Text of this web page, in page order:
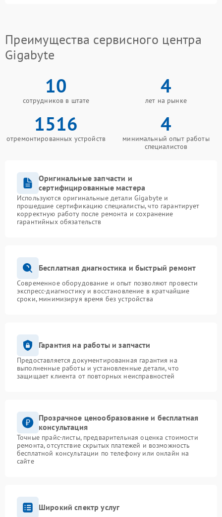
Преимущества сервисного центра
Gigabyte
10
сотрудников в штате
4
лет на рынке
1516
отремонтированных устройств
4
минимальный опыт работы
специалистов
Оригинальные запчасти и
сертифицированные мастера
Используются оригинальные детали Gigabyte и
прошедшие сертификацию специалисты, что гарантирует
корректную работу после ремонта и сохранение
гарантийных обязательств
Бесплатная диагностика и быстрый ремонт
Современное оборудование и опыт позволяют провести
экспресс-диагностику и восстановление в кратчайшие
сроки, минимизируя время без устройства
Гарантия на работы и запчасти
Предоставляется документированная гарантия на
выполненные работы и установленные детали, что
защищает клиента от повторных неисправностей
Прозрачное ценообразование и бесплатная
консультация
Точные прайс-листы, предварительная оценка стоимости
ремонта, отсутствие скрытых платежей и возможность
бесплатной консультации по телефону или онлайн на
сайте
Широкий спектр услуг